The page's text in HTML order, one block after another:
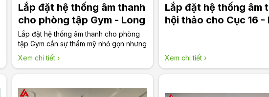
Lắp đặt hệ thống âm thanh
cho phòng tập Gym - Long
Audio
Lắp đặt hệ thống âm thanh cho phòng
tập Gym cần sự thẩm mỹ nhỏ gọn nhưng
âm thanh phải nội lực để kích thích các
Gymer. Thấu hiểu điều đó, Long Audio
khách hàng!
Xem chi tiết ›
Lắp đặt hệ thống âm
hội thảo cho Cục 16 -
Xem chi tiết ›